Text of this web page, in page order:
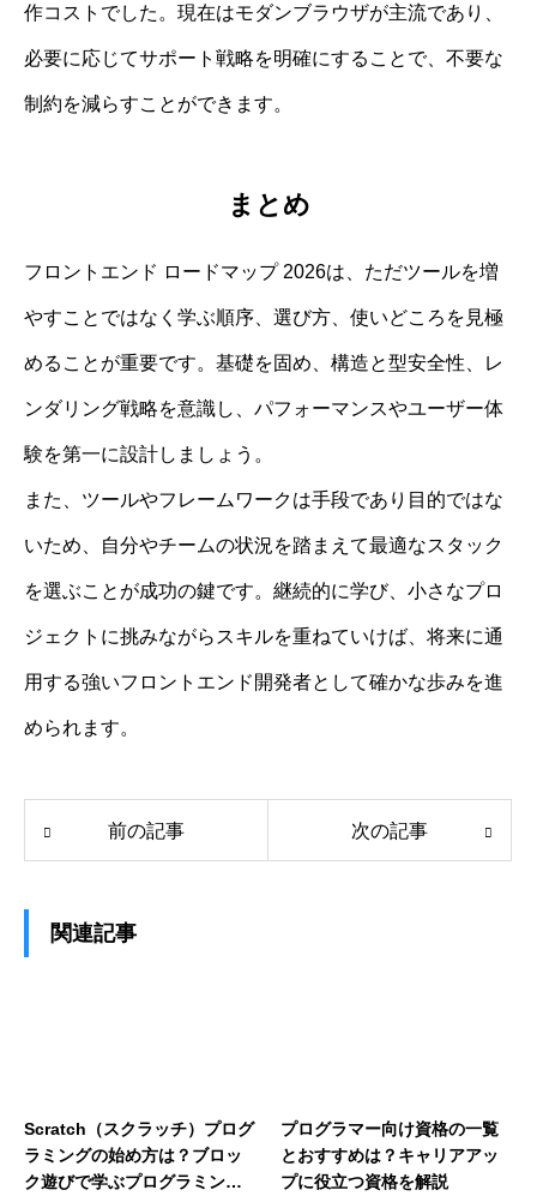
作コストでした。現在はモダンブラウザが主流であり、
必要に応じてサポート戦略を明確にすることで、不要な
制約を減らすことができます。
まとめ
フロントエンド ロードマップ 2026は、ただツールを増
やすことではなく学ぶ順序、選び方、使いどころを見極
めることが重要です。基礎を固め、構造と型安全性、レ
ンダリング戦略を意識し、パフォーマンスやユーザー体
験を第一に設計しましょう。
また、ツールやフレームワークは手段であり目的ではな
いため、自分やチームの状況を踏まえて最適なスタック
を選ぶことが成功の鍵です。継続的に学び、小さなプロ
ジェクトに挑みながらスキルを重ねていけば、将来に通
用する強いフロントエンド開発者として確かな歩みを進
められます。
前の記事 次の記事
関連記事
Scratch（スクラッチ）プログ
ラミングの始め方は？ブロッ
ク遊びで学ぶプログラミング
プログラマー向け資格の一覧
とおすすめは？キャリアアッ
プに役立つ資格を解説